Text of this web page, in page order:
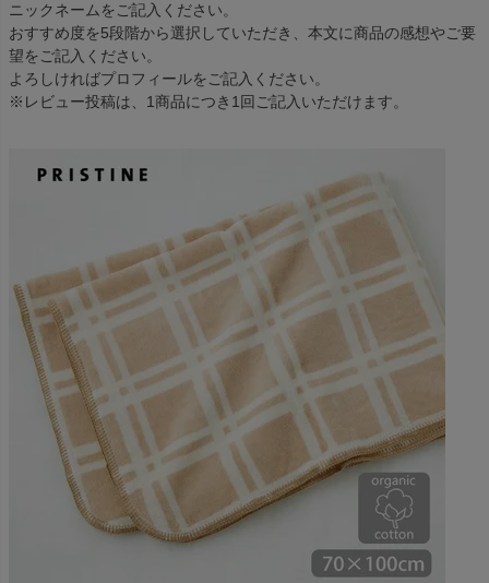
ニックネームをご記入ください。
おすすめ度を5段階から選択していただき、本文に商品の感想やご要
望をご記入ください。
よろしければプロフィールをご記入ください。
※レビュー投稿は、1商品につき1回ご記入いただけます。